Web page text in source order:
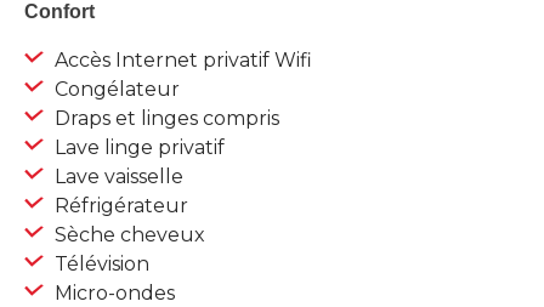
Confort
Accès Internet privatif Wifi
Congélateur
Draps et linges compris
Lave linge privatif
Lave vaisselle
Réfrigérateur
Sèche cheveux
Télévision
Micro-ondes